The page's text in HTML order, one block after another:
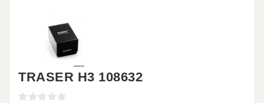
TRASER H3 108632